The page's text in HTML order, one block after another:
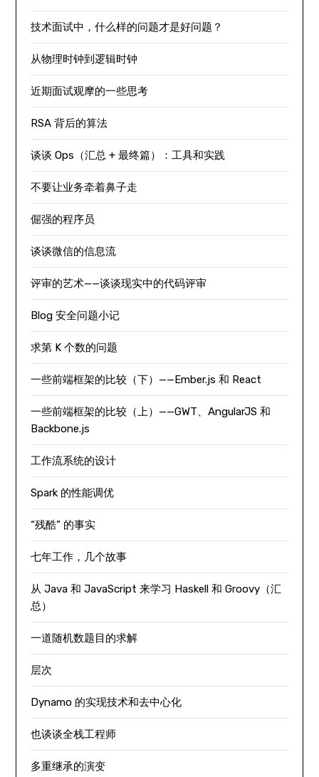
技术面试中，什么样的问题才是好问题？
从物理时钟到逻辑时钟
近期面试观摩的一些思考
RSA 背后的算法
谈谈 Ops（汇总 + 最终篇）：工具和实践
不要让业务牵着鼻子走
倔强的程序员
谈谈微信的信息流
评审的艺术——谈谈现实中的代码评审
Blog 安全问题小记
求第 K 个数的问题
一些前端框架的比较（下）——Ember.js 和 React
一些前端框架的比较（上）——GWT、AngularJS 和
Backbone.js
工作流系统的设计
Spark 的性能调优
“残酷” 的事实
七年工作，几个故事
从 Java 和 JavaScript 来学习 Haskell 和 Groovy（汇
总）
一道随机数题目的求解
层次
Dynamo 的实现技术和去中心化
也谈谈全栈工程师
多重继承的演变